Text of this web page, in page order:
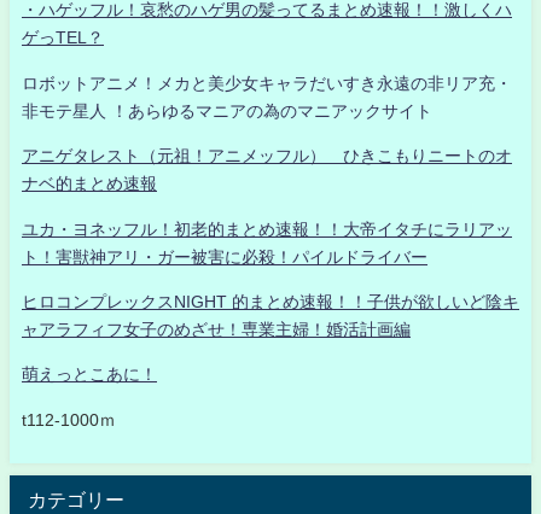
・ハゲッフル！哀愁のハゲ男の髪ってるまとめ速報！！激しくハ
ゲっTEL？
ロボットアニメ！メカと美少女キャラだいすき永遠の非リア充・
非モテ星人 ！あらゆるマニアの為のマニアックサイト
アニゲタレスト（元祖！アニメッフル） ひきこもりニートのオ
ナベ的まとめ速報
ユカ・ヨネッフル！初老的まとめ速報！！大帝イタチにラリアッ
ト！害獣神アリ・ガー被害に必殺！パイルドライバー
ヒロコンプレックスNIGHT 的まとめ速報！！子供が欲しいど陰キ
ャアラフィフ女子のめざせ！専業主婦！婚活計画編
萌えっとこあに！
t112-1000ｍ
カテゴリー